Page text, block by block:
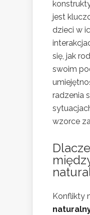
jest
dzieci w
się, jak
swoim
radzenia
wzorce
Konflikty